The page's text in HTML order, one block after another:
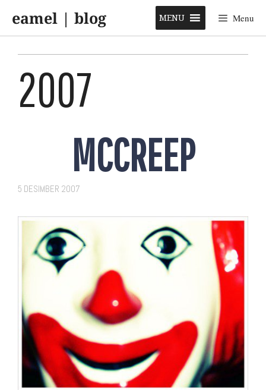
content
eamel | blog Menu
MENU
2007
MCCREEP
5 DESIMBER 2007